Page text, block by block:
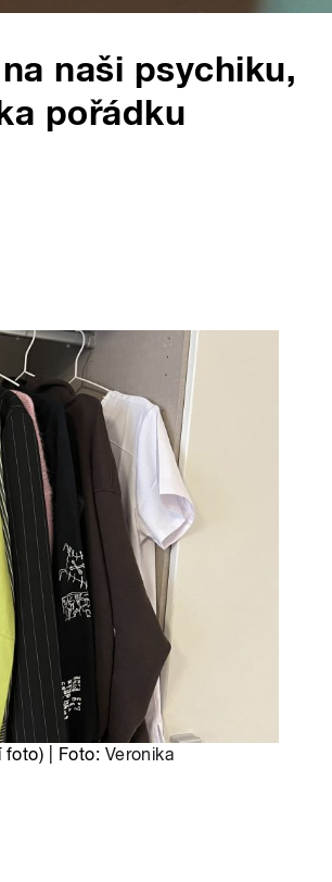
naši psychiku,
pořádku
foto) | Foto: Veronika